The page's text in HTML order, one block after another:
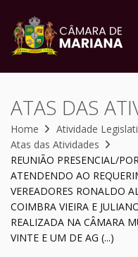
ATAS DAS
Home Atividade
Atas das Atividades
REUNIÃO PRESENCIAL/
ATENDENDO AO
VEREADORES RONALDO
COIMBRA VIEIRA E
REALIZADA NA CÂMARA
VINTE E UM DE AG (...)